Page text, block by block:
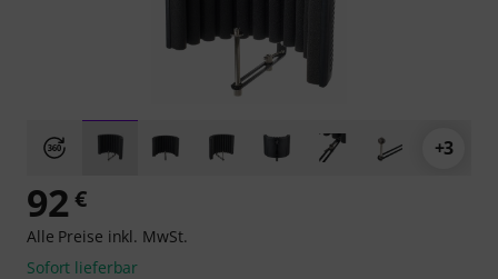
+3
92 €
Alle Preise inkl. MwSt.
Sofort lieferbar